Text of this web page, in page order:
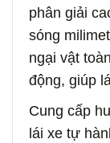
phân giải
sóng
ngại vật
động, giúp
Cung cấp
lái xe tự